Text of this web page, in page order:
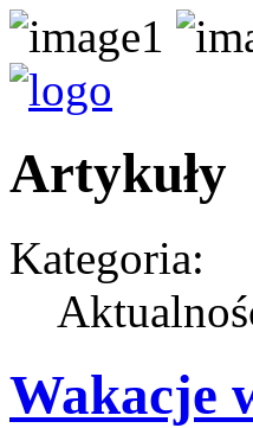
Artykuły
Kategoria:
Wakacje